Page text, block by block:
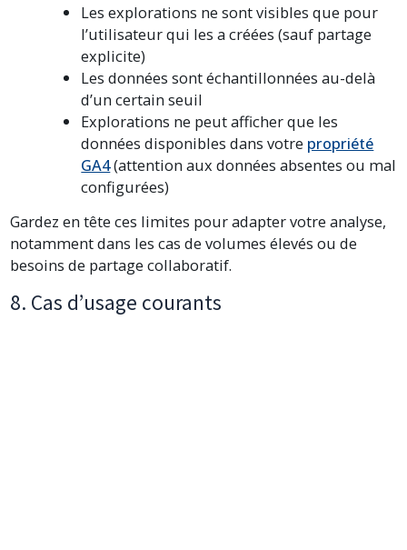
Les explorations ne sont visibles que pour
l’utilisateur qui les a créées (sauf partage
explicite)
Les données sont échantillonnées au-delà
d’un certain seuil
Explorations ne peut afficher que les
données disponibles dans votre propriété
GA4(attention aux données absentes ou mal
configurées)
Gardez en tête ces limites pour adapter votre analyse,
notamment dans les cas de volumes élevés ou de
besoins de partage collaboratif.
8. Cas d’usage courants